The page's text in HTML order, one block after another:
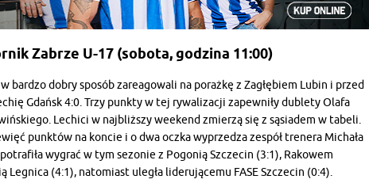
Zabrze U-17 (sobota, godzina 11:00)
bardzo dobry sposób zareagowali na porażkę z Zagłębiem Lubin i przed
Gdańsk 4:0. Trzy punkty w tej rywalizacji zapewniły dublety Olafa
Lechici w najbliższy weekend zmierzą się z sąsiadem w tabeli.
punktów na koncie i o dwa oczka wyprzedza zespół trenera Michała
wygrać w tym sezonie z Pogonią Szczecin (3:1), Rakowem
Legnica (4:1), natomiast uległa liderującemu FASE Szczecin (0:4).